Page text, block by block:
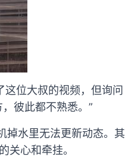
位大叔的视频，但询问
彼此都不熟悉。”
掉水里无法更新动态。其
关心和牵挂。